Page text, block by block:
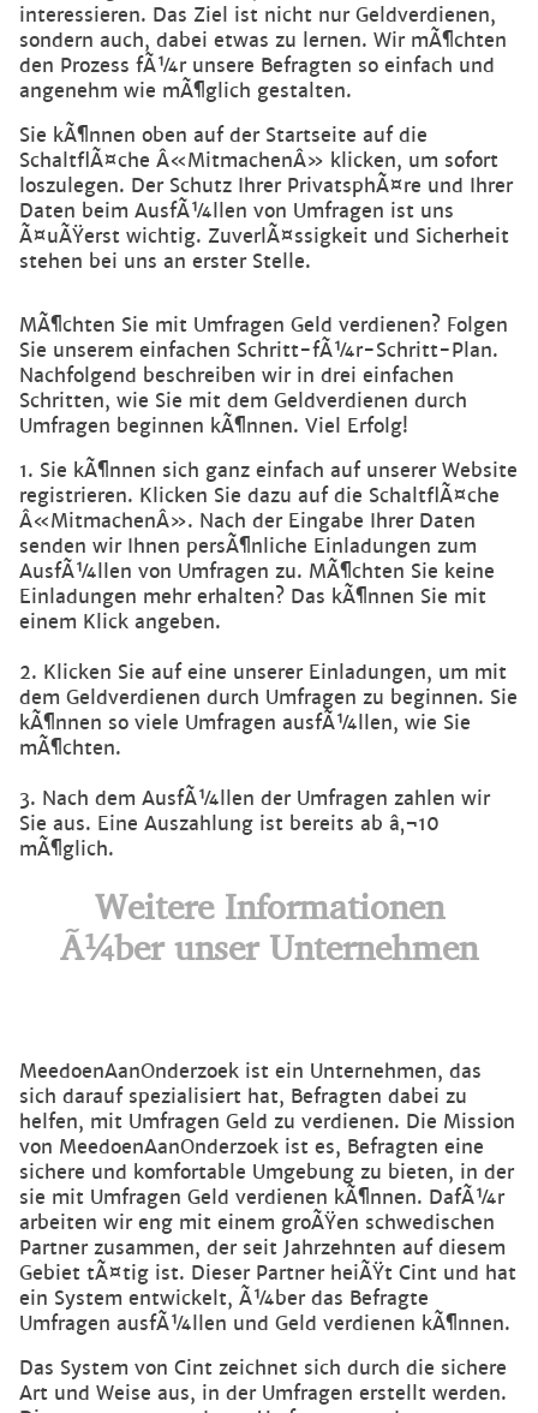
interessieren. Das Ziel ist nicht nur Geldverdienen,
sondern auch, dabei etwas zu lernen. Wir mÃ¶chten
den Prozess fÃ¼r unsere Befragten so einfach und
angenehm wie mÃ¶glich gestalten.
Sie kÃ¶nnen oben auf der Startseite auf die
SchaltflÃ¤che Â«MitmachenÂ» klicken, um sofort
loszulegen. Der Schutz Ihrer PrivatsphÃ¤re und Ihrer
Daten beim AusfÃ¼llen von Umfragen ist uns
Ã¤uÃŸerst wichtig. ZuverlÃ¤ssigkeit und Sicherheit
stehen bei uns an erster Stelle.
MÃ¶chten Sie mit Umfragen Geld verdienen? Folgen
Sie unserem einfachen Schritt-fÃ¼r-Schritt-Plan.
Nachfolgend beschreiben wir in drei einfachen
Schritten, wie Sie mit dem Geldverdienen durch
Umfragen beginnen kÃ¶nnen. Viel Erfolg!
1. Sie kÃ¶nnen sich ganz einfach auf unserer Website
registrieren. Klicken Sie dazu auf die SchaltflÃ¤che
Â«MitmachenÂ». Nach der Eingabe Ihrer Daten
senden wir Ihnen persÃ¶nliche Einladungen zum
AusfÃ¼llen von Umfragen zu. MÃ¶chten Sie keine
Einladungen mehr erhalten? Das kÃ¶nnen Sie mit
einem Klick angeben.
2. Klicken Sie auf eine unserer Einladungen, um mit
dem Geldverdienen durch Umfragen zu beginnen. Sie
kÃ¶nnen so viele Umfragen ausfÃ¼llen, wie Sie
mÃ¶chten.
3. Nach dem AusfÃ¼llen der Umfragen zahlen wir
Sie aus. Eine Auszahlung ist bereits ab â‚¬10
mÃ¶glich.
Weitere Informationen
Ã¼ber unser Unternehmen
MeedoenAanOnderzoek ist ein Unternehmen, das
sich darauf spezialisiert hat, Befragten dabei zu
helfen, mit Umfragen Geld zu verdienen. Die Mission
von MeedoenAanOnderzoek ist es, Befragten eine
sichere und komfortable Umgebung zu bieten, in der
sie mit Umfragen Geld verdienen kÃ¶nnen. DafÃ¼r
arbeiten wir eng mit einem groÃŸen schwedischen
Partner zusammen, der seit Jahrzehnten auf diesem
Gebiet tÃ¤tig ist. Dieser Partner heiÃŸt Cint und hat
ein System entwickelt, Ã¼ber das Befragte
Umfragen ausfÃ¼llen und Geld verdienen kÃ¶nnen.
Das System von Cint zeichnet sich durch die sichere
Art und Weise aus, in der Umfragen erstellt werden.